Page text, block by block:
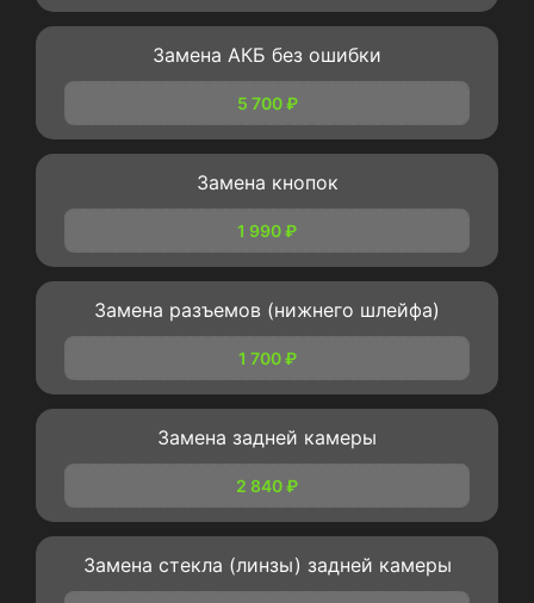
Замена АКБ без ошибки
5 700 ₽
Замена кнопок
1 990 ₽
Замена разъемов (нижнего шлейфа)
1 700 ₽
Замена задней камеры
2 840 ₽
Замена стекла (линзы) задней камеры